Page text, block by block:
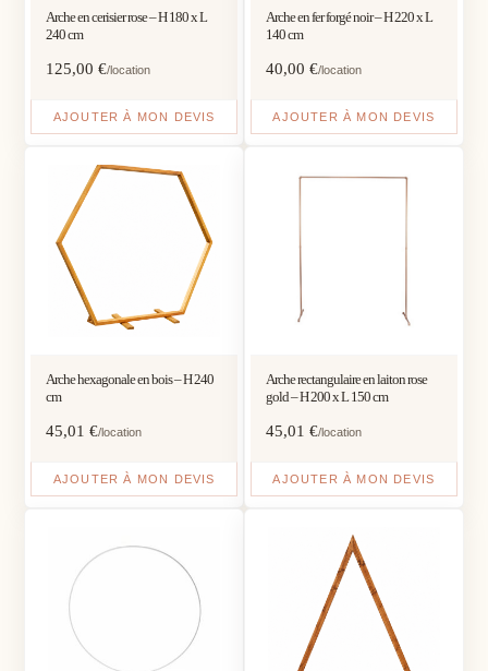
Arche en cerisier rose – H 180 x L
240 cm
125,00€/location
AJOUTER À MON DEVIS
Arche en fer forgé noir – H 220 x L
140 cm
40,00 €/location
AJOUTER À MON DEVIS
Arche hexagonale en bois – H 240
cm
45,01€/location
AJOUTER À MON DEVIS
Arche rectangulaire en laiton rose
gold – H 200 x L 150 cm
45,01 €/location
AJOUTER À MON DEVIS